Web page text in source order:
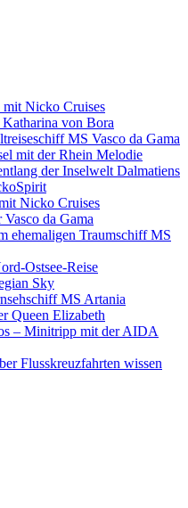
mit Nicko Cruises
von Bora
MS Vasco da Gama
mit der Rhein Melodie
der Inselwelt Dalmatiens
Nicko Cruises
da Gama
ehemaligen Traumschiff MS
Ostsee-Reise
Sky
MS Artania
Queen Elizabeth
– Minitripp mit der AIDA
Flusskreuzfahrten wissen